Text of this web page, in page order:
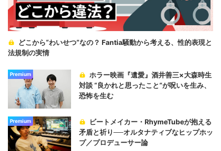
どこから“わいせつ”なの？ Fantia騒動から考える、性的表現と
法規制の実情
Premium
ホラー映画『遺愛』酒井善三×大森時生
対談 “良かれと思ったこと“が呪いを生み、
恐怖を生む
Premium
ビートメイカー・RhymeTubeが抱える
矛盾と祈り──オルタナティブなヒップホッ
プ／プロデューサー論